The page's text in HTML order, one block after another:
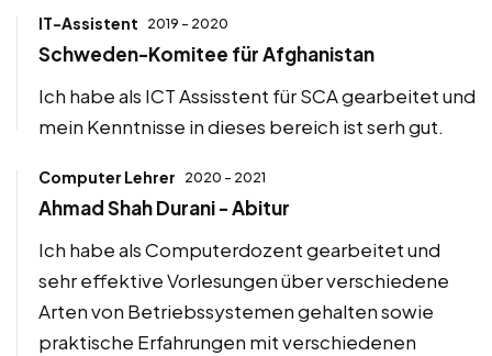
IT-Assistent 2019 - 2020
Schweden-Komitee für Afghanistan
Ich habe als ICT Assisstent für SCA gearbeitet und
mein Kenntnisse in dieses bereich ist serh gut.
Computer Lehrer 2020 - 2021
Ahmad Shah Durani - Abitur
Ich habe als Computerdozent gearbeitet und
sehr effektive Vorlesungen über verschiedene
Arten von Betriebssystemen gehalten sowie
praktische Erfahrungen mit verschiedenen